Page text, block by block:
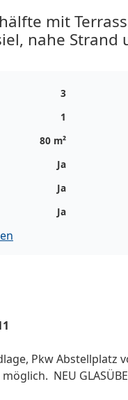
mit
nahe Strand
3
1
80 m²
Ja
Ja
Ja
Pkw
NEU